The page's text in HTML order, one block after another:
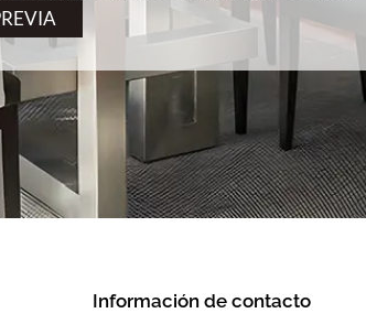
Información de contacto